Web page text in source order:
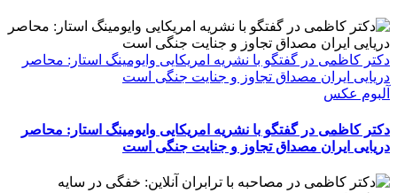
دکتر کاظمی در گفتگو با نشریه امریکایی وایومینگ استار: محاصر
دریایی ایران مصداق تجاوز و جنایت جنگی است
آلبوم عکس
دکتر کاظمی در گفتگو با نشریه امریکایی وایومینگ استار: محاصر
دریایی ایران مصداق تجاوز و جنایت جنگی است